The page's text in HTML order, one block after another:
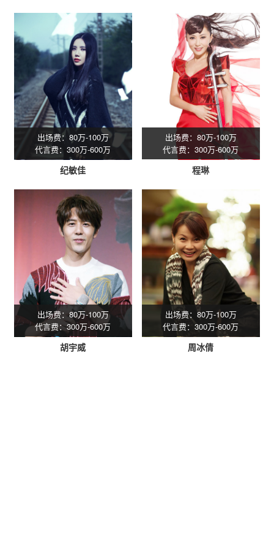
出场费：80万-100万
代言费：300万-600万
纪敏佳
出场费：80万-100万
代言费：300万-600万
程琳
出场费：80万-100万
代言费：300万-600万
胡宇威
出场费：80万-100万
代言费：300万-600万
周冰倩